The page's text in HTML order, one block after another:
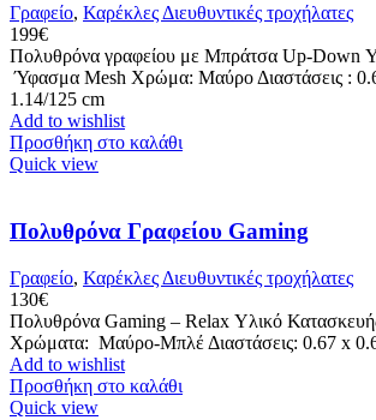
Γραφείο, Καρέκλες Διευθυντικές τροχήλατες
199€
Πολυθρόνα γραφείου με Μπράτσα Up-Down
Ύφασμα Mesh Χρώμα: Μαύρο Διαστάσεις :
1.14/125 cm
Add to wishlist
Προσθήκη στο καλάθι
Quick view
Πολυθρόνα Γραφείου Gaming
Γραφείο, Καρέκλες Διευθυντικές τροχήλατες
130€
Πολυθρόνα Gaming – Relax Υλικό
Χρώματα: Μαύρο-Μπλέ Διαστάσεις: 0.67 x
Add to wishlist
Προσθήκη στο καλάθι
Quick view